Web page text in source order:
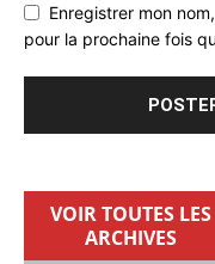
Enregistrer mon
pour la prochaine fois
VOIR TOUTES LES
ARCHIVES